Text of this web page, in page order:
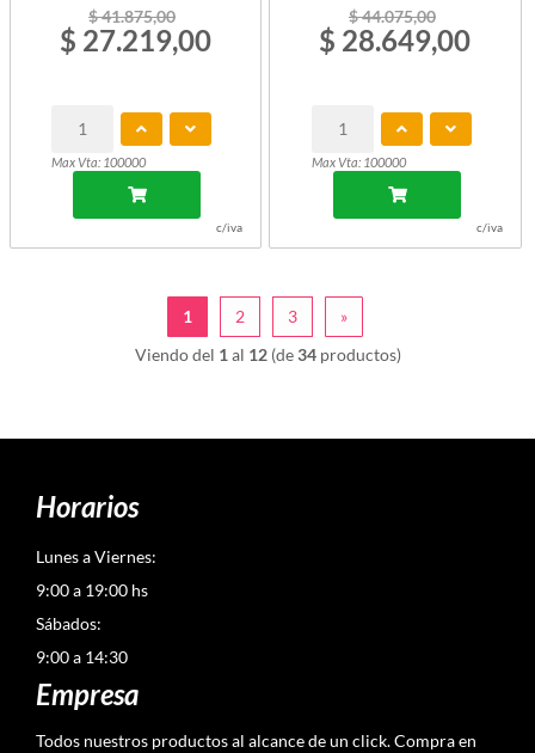
$ 41.875,00
$ 27.219,00
Max Vta: 100000
c/iva
$ 44.075,00
$ 28.649,00
Max Vta: 100000
c/iva
1 2 3
»
Viendo del 1 al 12(de34productos)
Horarios
Lunes a Viernes:
9:00 a 19:00 hs
Sábados:
9:00 a 14:30
Empresa
Todos nuestros productos al alcance de un click. Compra en